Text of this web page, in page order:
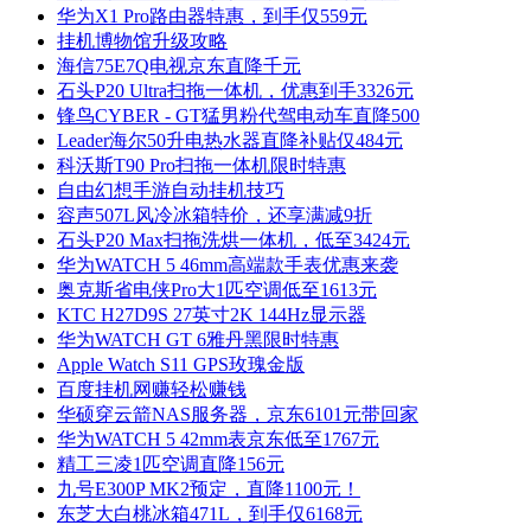
华为X1 Pro路由器特惠，到手仅559元
挂机博物馆升级攻略
海信75E7Q电视京东直降千元
石头P20 Ultra扫拖一体机，优惠到手3326元
锋鸟CYBER - GT猛男粉代驾电动车直降500
Leader海尔50升电热水器直降补贴仅484元
科沃斯T90 Pro扫拖一体机限时特惠
自由幻想手游自动挂机技巧
容声507L风冷冰箱特价，还享满减9折
石头P20 Max扫拖洗烘一体机，低至3424元
华为WATCH 5 46mm高端款手表优惠来袭
奥克斯省电侠Pro大1匹空调低至1613元
KTC H27D9S 27英寸2K 144Hz显示器
华为WATCH GT 6雅丹黑限时特惠
Apple Watch S11 GPS玫瑰金版
百度挂机网赚轻松赚钱
华硕穿云箭NAS服务器，京东6101元带回家
华为WATCH 5 42mm表京东低至1767元
精工三凌1匹空调直降156元
九号E300P MK2预定，直降1100元！
东芝大白桃冰箱471L，到手仅6168元